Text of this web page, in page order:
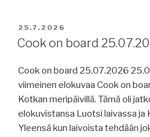
JULKAISTU
25.7.2026
Cook on board
Cook on board 25.07.2026
viimeinen elokuvaa Cook on
Kotkan meripäivillä. Tämä oli
elokuvistansa Luotsi laivassa ja
Yleensä kun laivoista tehdään